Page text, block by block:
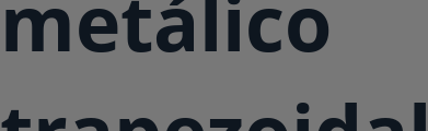
metálico